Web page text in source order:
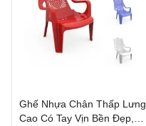
Ghế Nhựa Chân Thấp Lưng
Cao Có Tay Vịn Bền Đẹp,